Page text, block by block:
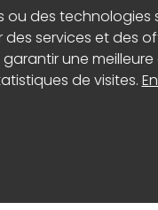
des technologies
services et des
une
de visites.